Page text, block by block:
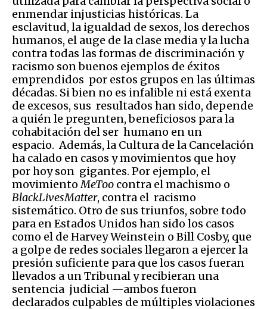
enmendar injusticias históricas. La
esclavitud, la igualdad de sexos, los derechos
humanos, el auge de la clase media y la lucha
contra todas las formas de discriminación y
racismo son buenos ejemplos de éxitos
emprendidos por estos grupos en las últimas
décadas. Si bien no es infalible ni está exenta
de excesos, sus resultados han sido, depende
a quién le pregunten, beneficiosos para la
cohabitación del ser humano en un
espacio. Además, la Cultura de la Cancelación
ha calado en casos y movimientos que hoy
por hoy son gigantes. Por ejemplo, el
movimientoMeToo contra el machismo o
BlackLivesMatter, contra el racismo
sistemático. Otro de sus triunfos, sobre todo
para en Estados Unidos han sido los casos
como el de Harvey Weinstein o Bill Cosby, que
a golpe de redes sociales llegaron a ejercer la
presión suficiente para que los casos fueran
llevados a un Tribunal y recibieran una
sentencia judicial —ambos fueron
declarados culpables de múltiples violaciones